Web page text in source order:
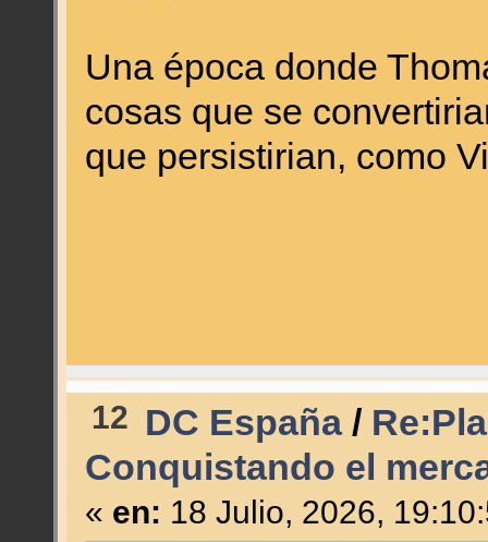
Una época donde
cosas que se
que persistirian, como
12 DC España/
Conquistando el
« en: 18 Julio, 2026,